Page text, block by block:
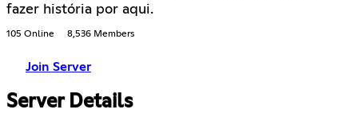
fazer história por aqui.
105 Online 8,536 Members
Join Server
Server Details